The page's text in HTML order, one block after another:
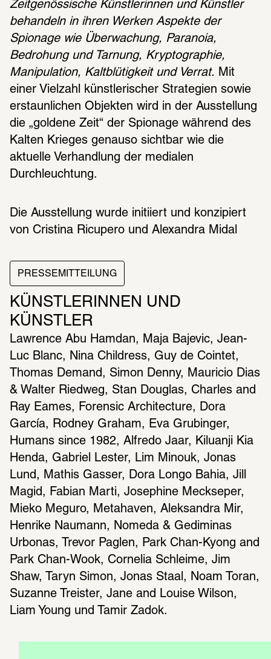
Zeitgenössische Künstlerinnen und Künstler
behandeln in ihren Werken Aspekte der
Spionage wie Überwachung, Paranoia,
Bedrohung und Tarnung, Kryptographie,
Manipulation, Kaltblütigkeit und Verrat. Mit
einer Vielzahl künstlerischer Strategien sowie
erstaunlichen Objekten wird in der Ausstellung
die „goldene Zeit“ der Spionage während des
Kalten Krieges genauso sichtbar wie die
aktuelle Verhandlung der medialen
Durchleuchtung.
Die Ausstellung wurde initiiert und konzipiert
von Cristina Ricu­pero und Alexandra Midal
PRESSEMITTEILUNG
KÜNSTLERINNEN UND
KÜNSTLER
Lawrence Abu Hamdan, Maja Bajevic, Jean-
Luc Blanc, Nina Childress, Guy de Cointet,
Thomas Demand, Simon Denny, Mauricio Dias
& Walter Riedweg, Stan Douglas, Charles and
Ray Eames, Forensic Architecture, Dora
García, Rodney Graham, Eva Grubinger,
Humans since 1982, Alfredo Jaar, Kiluanji Kia
Henda, Gabriel Lester, Lim Minouk, Jonas
Lund, Mathis Gasser, Dora Longo Bahia, Jill
Magid, Fabian Marti, Josephine Meckseper,
Mieko Meguro, Metahaven, Aleksandra Mir,
Henrike Naumann, Nomeda & Gediminas
Urbonas, Trevor Paglen, Park Chan-Kyong and
Park Chan-Wook, Cornelia Schleime, Jim
Shaw, Taryn Simon, Jonas Staal, Noam Toran,
Suzanne Treister, Jane and Louise Wilson,
Liam Young und Tamir Zadok.